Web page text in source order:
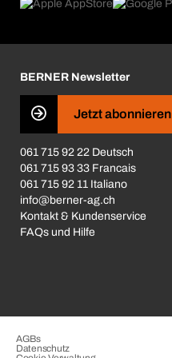
Was uns antreibt
Business Conduct
BERNER Newsletter
Jetzt abonnieren
061 715 92 22 Deutsch
061 715 93 33 Francais
061 715 92 11 Italiano
info@berner-ag.ch
Kontakt & Kundenservice
FAQs und Hilfe
AGBs
Datenschutz